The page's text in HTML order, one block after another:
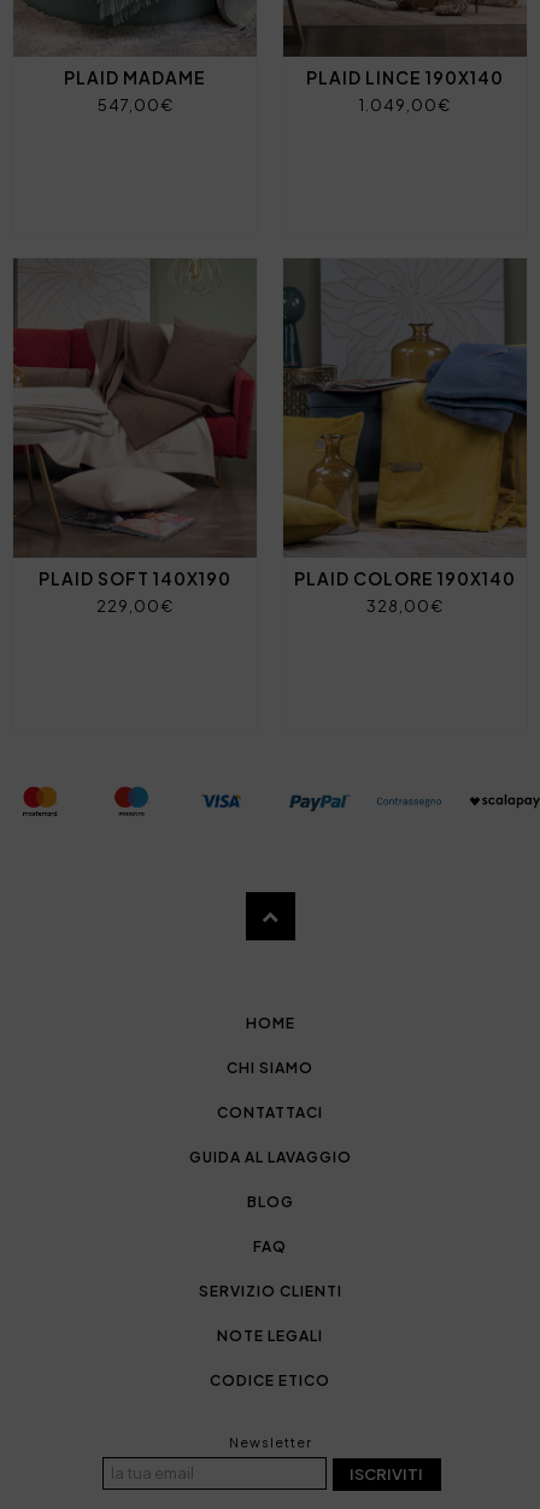
PLAID MADAME
547,00€
PLAID LINCE 190X140
1.049,00€
PLAID SOFT 140X190
229,00€
PLAID COLORE 190X140
328,00€
HOME
CHI SIAMO
CONTATTACI
GUIDA AL LAVAGGIO
BLOG
FAQ
SERVIZIO CLIENTI
NOTE LEGALI
CODICE ETICO
Newsletter
ISCRIVITI